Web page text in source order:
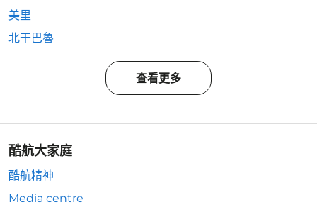
美里
北干巴魯
查看更多
酷航大家庭
酷航精神
Media centre